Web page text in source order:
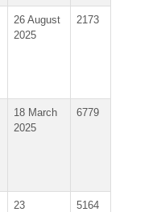
26 August
2025
2173
18 March
2025
6779
23
5164